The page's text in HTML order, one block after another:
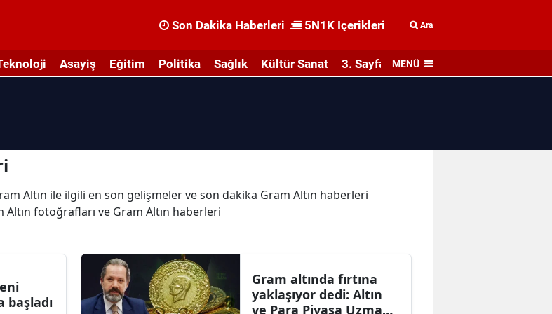
Son Dakika Haberleri 5N1K İçerikleri Ara
Asayiş Eğitim Politika Sağlık Kültür Sanat 3. Sayfa MENÜ
Altın ile ilgili en son gelişmeler ve son dakika Gram Altın haberleri
fotoğrafları ve Gram Altın haberleri
Gram altında fırtına
yaklaşıyor dedi: Altın
ve Para Piyasa Uzmanı